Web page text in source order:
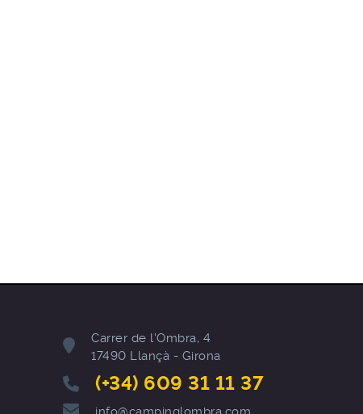
Carrer de l'Ombra, 4
17490 Llançà - Girona
(+34) 609 31 11 37